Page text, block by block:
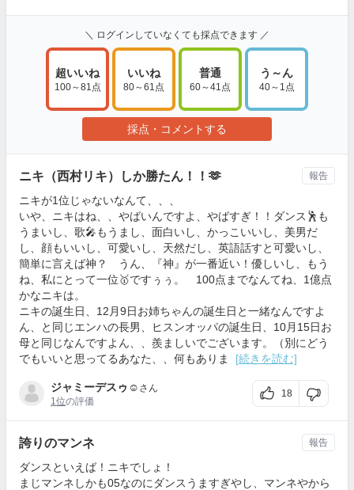
＼ ログインしていなくても採点できます ／
超いいね
100～81点
いいね
80～61点
普通
60～41点
う～ん
40～1点
採点・コメントする
ニキ（西村リキ）しか勝たん！！🫶
ニキが1位じゃないなんて、、、
いや、ニキはね、、やばいんですよ、やばすぎ！！ダンス🕺も
うまいし、歌🎤もうまし、面白いし、かっこいいし、美男だ
し、顔もいいし、可愛いし、天然だし、英語話すと可愛いし、
簡単に言えば神？ うん、『神』が一番近い！優しいし、もう
ね、私にとって一位🥇ですぅぅ。 100点までなんてね、1億点
かなニキは。
ニキの誕生日、12月9日お姉ちゃんの誕生日と一緒なんですよ
ん、と同じエンハの長男、ヒスンオッパの誕生日、10月15日お
母と同じなんですよん、、羨ましいでございます。（別にどう
でもいいと思ってるあなた、、何もありま
[続きを読む]
ジャミーデスゥ☺︎ さん
1位の評価
18
報告
誇りのマンネ
ダンスといえば！ニキでしょ！
まじマンネしかも05なのにダンスうますぎやし、マンネやから
報告